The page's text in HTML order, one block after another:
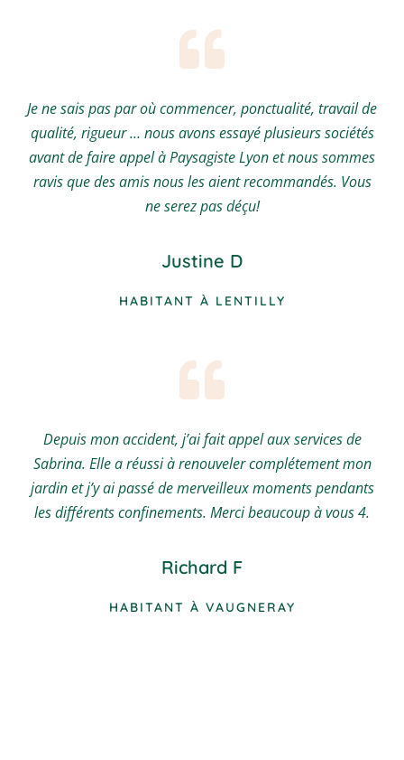
Je ne sais pas par où commencer, ponctualité, travail de
qualité, rigueur … nous avons essayé plusieurs sociétés
avant de faire appel à Paysagiste Lyon et nous sommes
ravis que des amis nous les aient recommandés. Vous
ne serez pas déçu!
Justine D
HABITANT À LENTILLY
Depuis mon accident, j’ai fait appel aux services de
Sabrina. Elle a réussi à renouveler complétement mon
jardin et j’y ai passé de merveilleux moments pendants
les différents confinements. Merci beaucoup à vous 4.
Richard F
HABITANT À VAUGNERAY